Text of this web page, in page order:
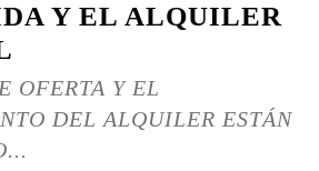
Y EL ALQUILER
OFERTA Y EL
DEL ALQUILER ESTÁN